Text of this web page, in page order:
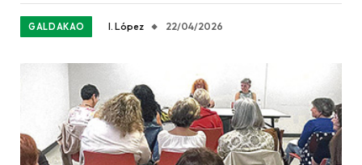
GALDAKAO I. López 22/04/2026